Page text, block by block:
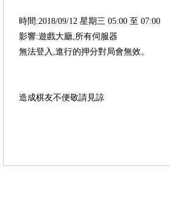
時間:2018/09/12 星期三 05:00 至 07:00
影響:遊戲大廳,所有伺服器
無法登入,進行的押分對局會無效。
造成棋友不便敬請見諒